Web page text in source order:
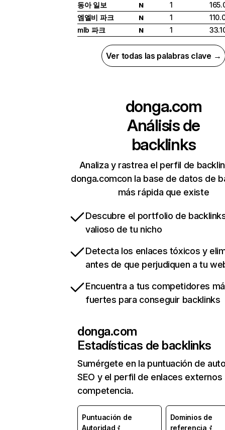
동아 일보
N 1
엠엘비 파크
N 1
mlb 파크
N 1
Ver todas las palabras clave →
donga.com
Análisis de
backlinks
Analiza y rastrea el perfil de
donga.comcon la base de datos de
más rápida que existe
Descubre el portfolio de
valioso de tu nicho
Detecta los enlaces tóxicos y
antes de que perjudiquen a tu
Encuentra a tus competidores
fuertes para conseguir backlinks
donga.com
Estadísticas de backlinks
Sumérgete en la puntuación de
SEO y el perfil de enlaces externos
competencia.
Puntuación de
Autoridad
Dominios de
referencia